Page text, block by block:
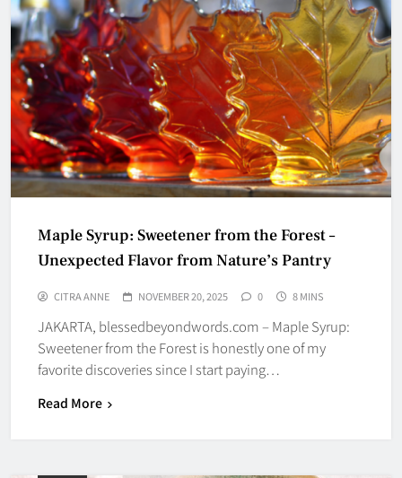
Maple Syrup: Sweetener from the Forest –
Unexpected Flavor from Nature’s Pantry
CITRA ANNE NOVEMBER 20, 2025 0 8 MINS
JAKARTA, blessedbeyondwords.com – Maple Syrup:
Sweetener from the Forest is honestly one of my
favorite discoveries since I start paying…
Read More